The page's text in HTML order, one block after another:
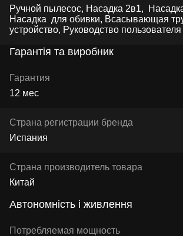
Ручной пылесос, Насадка 2в1,
Насадка для обивки, Всасывающая
устройство, Руководство пользователя
Гарантія та виробник
Гарантия
12 мес
Страна регистрации бренда
Испания
Страна производитель товара
Китай
Автономність і живлення
Потребляемая мощность